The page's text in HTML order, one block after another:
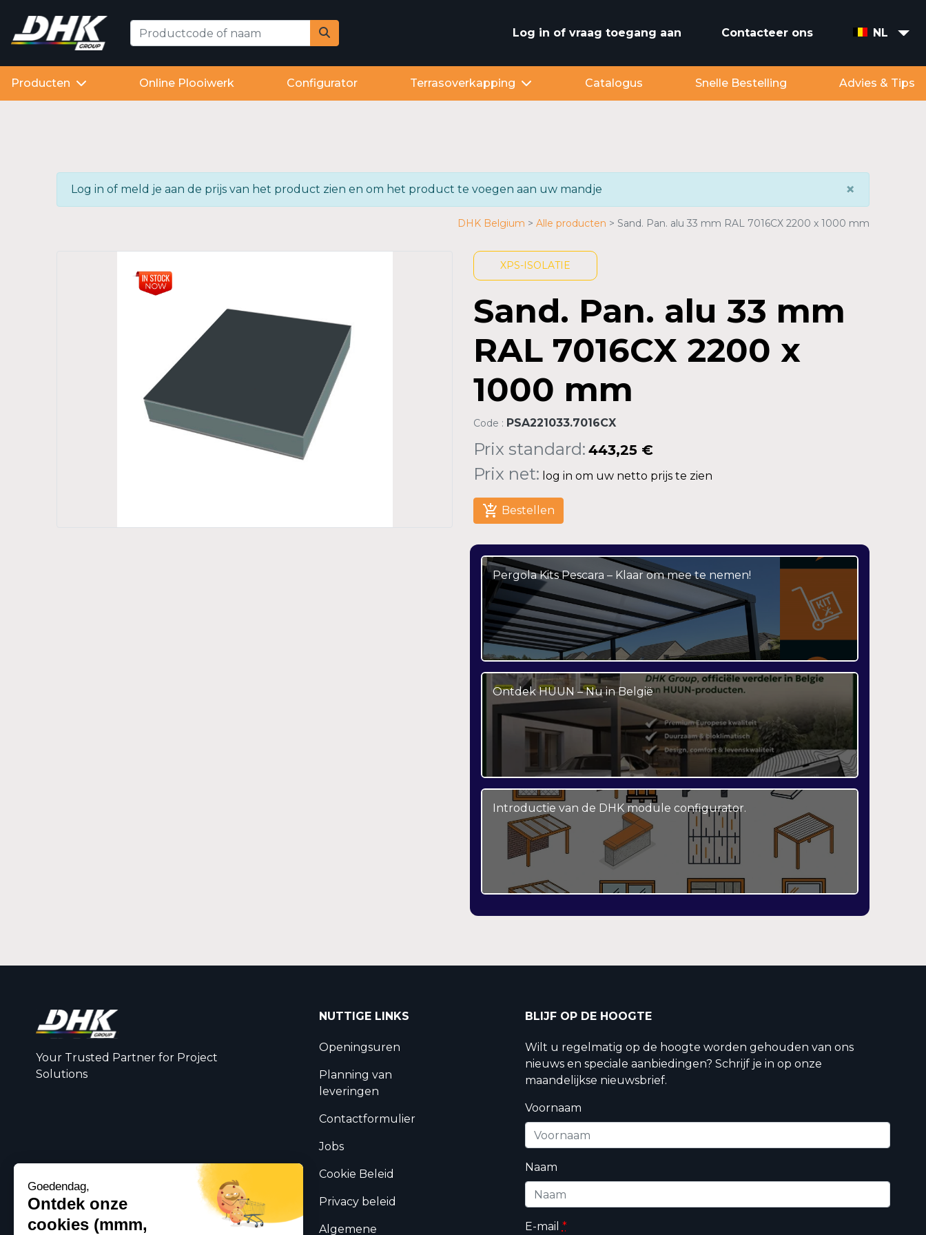
Log in of vraag toegang aan Contacteer ons NL
Producten Online Plooiwerk Configurator Terrasoverkapping Catalogus Snelle Bestelling Advies & Tips
×
Log in of meld je aan de prijs van het product zien en om het product te voegen aan uw mandje
DHK Belgium Alle producten Sand. Pan. alu 33 mm RAL 7016CX 2200 x 1000 mm
XPS-ISOLATIE
Sand. Pan. alu 33 mm
RAL 7016CX 2200 x
1000 mm
Code : PSA221033.7016CX
Prix standard: 443,25 €
Prix net: log in om uw netto prijs te zien
add_shopping_cart Bestellen
Pergola Kits Pescara – Klaar om mee te nemen!
Ontdek HUUN – Nu in België
Introductie van de DHK module configurator.
Your Trusted Partner for Project
Solutions
NUTTIGE LINKS
Openingsuren
Planning van
leveringen
Contactformulier
Jobs
Cookie Beleid
Privacy beleid
Algemene
BLIJF OP DE HOOGTE
Wilt u regelmatig op de hoogte worden gehouden van ons
nieuws en speciale aanbiedingen? Schrijf je in op onze
maandelijkse nieuwsbrief.
Voornaam
Naam
E-mail *